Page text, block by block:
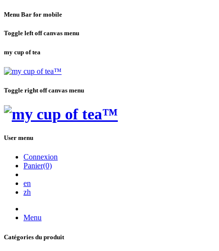
Menu Bar for mobile
Toggle left off canvas menu
my cup of tea
Toggle right off canvas menu
User menu
Connexion
Panier(0)
en
zh
Menu
Catégories du produit